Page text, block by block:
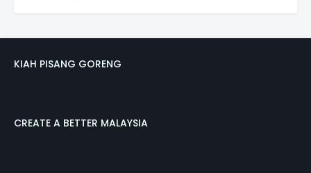
KIAH PISANG GORENG
CREATE A BETTER MALAYSIA